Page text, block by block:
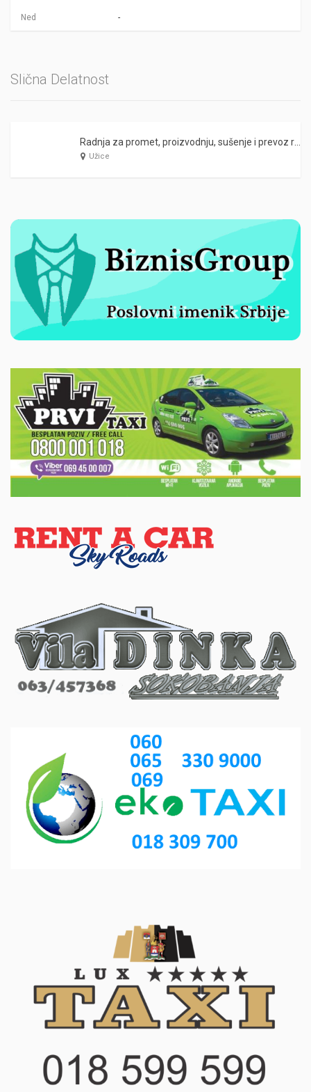
Ned -
Slična Delatnost
Užice